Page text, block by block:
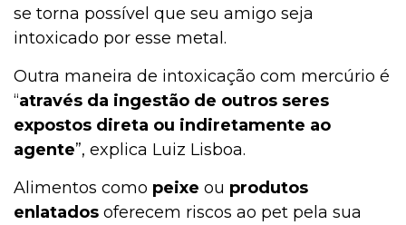
se torna possível que seu amigo seja
intoxicado por esse metal.
Outra maneira de intoxicação com mercúrio é
“através da ingestão de outros seres
expostos direta ou indiretamente ao
agente”, explica Luiz Lisboa.
Alimentos como peixe ou produtos
enlatados oferecem riscos ao pet pela sua